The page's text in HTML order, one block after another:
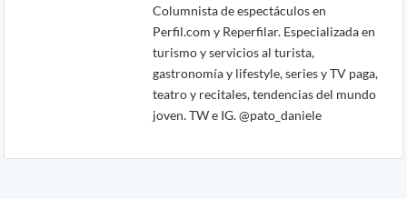
Columnista de espectáculos en
Perfil.com y Reperfilar. Especializada en
turismo y servicios al turista,
gastronomía y lifestyle, series y TV paga,
teatro y recitales, tendencias del mundo
joven. TW e IG. @pato_daniele